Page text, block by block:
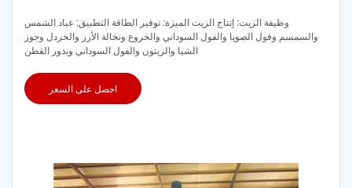
وظيفة الزيت: إنتاج الزيت الميزة: توفير الطاقة التطبيق: عباد الشمس
والسمسم وفول الصويا والفول السوداني والخروع ونخالة الأرز والخردل وجوز
الشيا والزيتون والفول السوداني وبذور القطن
احصل على السعر